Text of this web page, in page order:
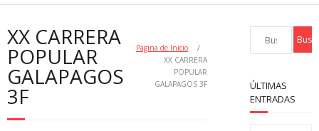
XX CARRERA
POPULAR
GALAPAGOS
3F
Página de Inicio
/
XX CARRERA
POPULAR
GALAPAGOS 3F
ÚLTIMAS
ENTRADAS